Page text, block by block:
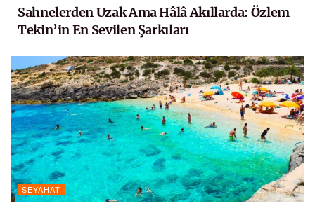
Sahnelerden Uzak Ama Hâlâ Akıllarda: Özlem
Tekin’in En Sevilen Şarkıları
SEYAHAT